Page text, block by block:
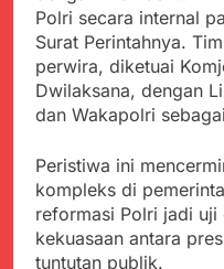
Polri secara internal
Surat Perintahnya.
perwira, diketuai
Dwilaksana, dengan
dan Wakapolri
Peristiwa ini
kompleks di
reformasi Polri jadi
kekuasaan antara
tuntutan publik.